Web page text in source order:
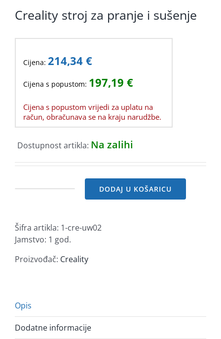
Creality stroj za pranje i sušenje
Cijena: 214,34 €
Cijena s popustom: 197,19 €
Cijena s popustom vrijedi za uplatu na
račun, obračunava se na kraju narudžbe.
Dostupnost artikla: Na zalihi
pranje
i
sušenje
količina
DODAJ U KOŠARICU
Šifra artikla: 1-cre-uw02
Jamstvo: 1 god.
Proizvođač: Creality
Opis
Dodatne informacije